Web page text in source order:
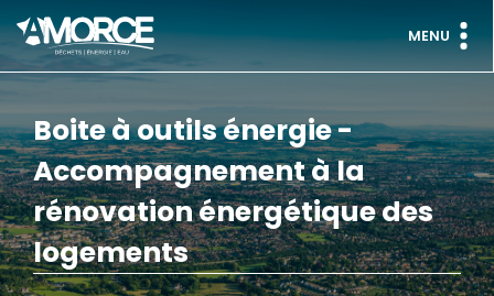
MENU
Boite à outils énergie -
Accompagnement à la
rénovation énergétique des
logements